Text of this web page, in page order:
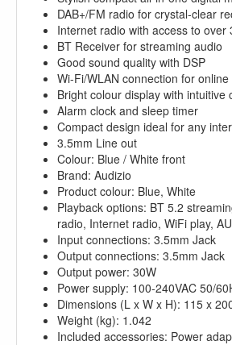
DAB+/FM radio for crystal-clear
Internet radio with access to over
BT Receiver for streaming audio
Good sound quality with DSP
Wi-Fi/WLAN connection for
Bright colour display with intuitive
Alarm clock and sleep timer
Compact design ideal for any
3.5mm Line out
Colour: Blue / White front
Brand: Audizio
Product colour: Blue, White
Playback options: BT 5.2
radio, Internet radio, WiFi play,
Input connections: 3.5mm Jack
Output connections: 3.5mm Jack
Output power: 30W
Power supply: 100-240VAC 50/
Dimensions (L x W x H): 115 x
Weight (kg): 1.042
Included accessories: Power